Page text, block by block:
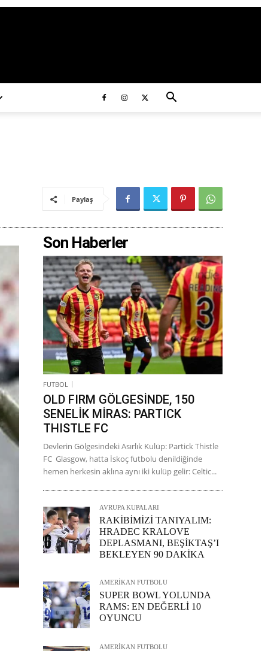
Paylaş
Son Haberler
FUTBOL
OLD FIRM GÖLGESİNDE, 150
SENELİK MİRAS: PARTICK
THISTLE FC
Devlerin Gölgesindeki Asırlık Kulüp: Partick Thistle
FC Glasgow, hatta İskoç futbolu denildiğinde
hemen herkesin aklına aynı iki kulüp gelir: Celtic...
AVRUPA KUPALARI
RAKİBİMİZİ TANIYALIM:
HRADEC KRALOVE
DEPLASMANI, BEŞİKTAŞ’I
BEKLEYEN 90 DAKİKA
AMERİKAN FUTBOLU
SUPER BOWL YOLUNDA
RAMS: EN DEĞERLİ 10
OYUNCU
AMERİKAN FUTBOLU